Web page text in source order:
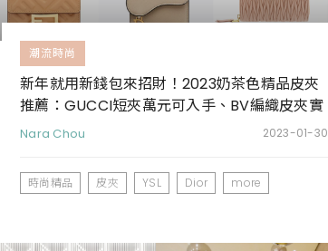
潮流時尚
新年就用新錢包來招財！2023奶茶色精品皮夾
推薦：GUCCI短夾萬元可入手、BV編織皮夾實
用又耐看
Nara Chou 2023-01-30
時尚精品 皮夾 YSL Dior more